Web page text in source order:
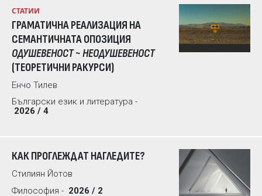
СТАТИИ
ГРАМАТИЧНА РЕАЛИЗАЦИЯ НА
СЕМАНТИЧНАТА ОПОЗИЦИЯ
ОДУШЕВЕНОСТ ~ НЕОДУШЕВЕНОСТ
(ТЕОРЕТИЧНИ РАКУРСИ)
Енчо Тилев
Български език и литература -
2026 / 4
КАК ПРОГЛЕЖДАТ НАГЛЕДИТЕ?
Стилиян Йотов
Философия - 2026 / 2